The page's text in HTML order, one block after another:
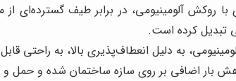
با روکش آلومینیومی، در برابر طیف گسترده‌ای
تبدیل کرده است.
به دلیل انعطاف‌پذیری بالا، به
بار اضافی بر روی سازه ساختمان شده و حمل و